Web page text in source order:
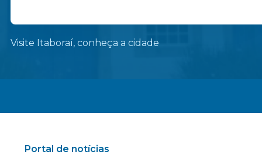
Visite Itaboraí, conheça a cidade
Portal de notícias